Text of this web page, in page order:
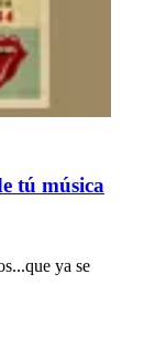
tú música
ya se